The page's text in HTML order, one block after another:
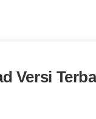
Versi